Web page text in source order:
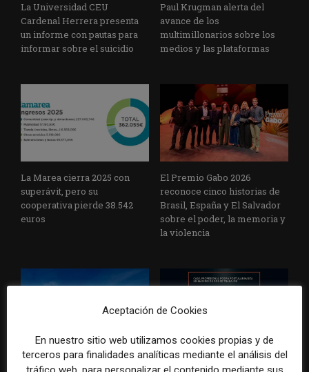
La Universidad CEU
Cardenal Herrera presenta
un informe con pautas para
informar sobre el suicidio
Paul Krugman alerta del
avance de los
multimillonarios sobre los
medios y las plataformas
La Marea cierra 2025 con
superávit, pero su
cooperativa pierde 38.542
euros
El Premio Gabo 2026
reconoce cinco historias de
Brasil, España y El Salvador
sobre el poder, la memoria y
la violencia
Radio Televisión Madrid
ADEPA crea un premio
Aceptación de Cookies
En nuestro sitio web utilizamos cookies propias y de
terceros para finalidades analíticas mediante el análisis del